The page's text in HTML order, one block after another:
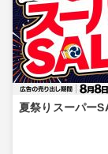
夏祭りスーパー